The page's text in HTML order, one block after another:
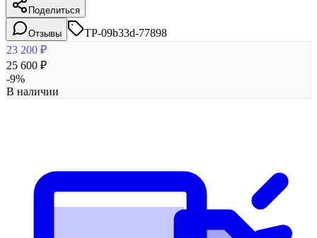
Поделиться
Отзывы
TP-09b33d-77898
23 200 ₽
25 600 ₽
-9%
В наличии